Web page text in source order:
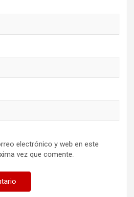
electrónico y web en este
vez que comente.